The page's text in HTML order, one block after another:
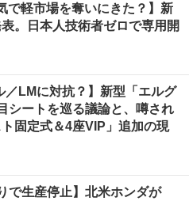
で軽市場を奪いにきた？】新
。日本人技術者ゼロで専用開
／LMに対抗？】新型「エルグ
シートを巡る議論と、噂され
固定式＆4座VIP」追加の現
で生産停止】北米ホンダが